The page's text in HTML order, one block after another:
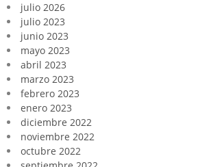
julio 2026
julio 2023
junio 2023
mayo 2023
abril 2023
marzo 2023
febrero 2023
enero 2023
diciembre 2022
noviembre 2022
octubre 2022